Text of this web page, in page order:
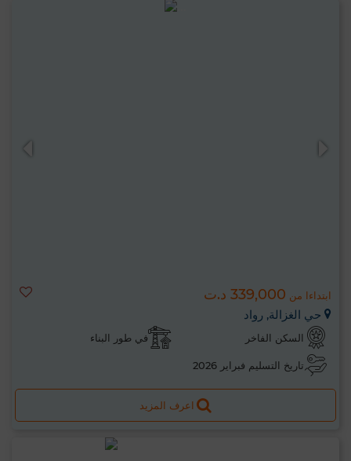
ابتداءا من 339,000 د.ت
حي الغزالة, رواد
السكن الفاخر في طور البناء
تاريخ التسليم فبراير 2026
اعرف المزيد